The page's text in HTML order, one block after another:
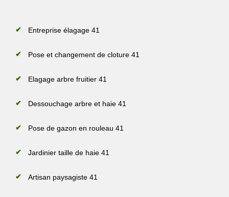
Entreprise élagage 41
Pose et changement de cloture 41
Elagage arbre fruitier 41
Dessouchage arbre et haie 41
Pose de gazon en rouleau 41
Jardinier taille de haie 41
Artisan paysagiste 41